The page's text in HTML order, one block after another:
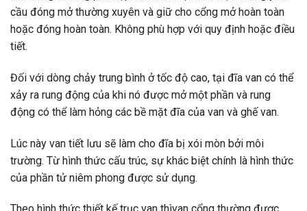
cầu đóng mở thường xuyên và giữ cho cổng mở hoàn toàn
hoặc đóng hoàn toàn. Không phù hợp với quy định hoặc điều
tiết.
Đối với dòng chảy trung bình ở tốc độ cao, tại đĩa van có thể
xảy ra rung động của khi nó được mở một phần và rung
động có thể làm hỏng các bề mặt đĩa của van và ghế van.
Lúc này van tiết lưu sẽ làm cho đĩa bị xói mòn bởi môi
trường. Từ hình thức cấu trúc, sự khác biệt chính là hình thức
của phần tử niêm phong được sử dụng.